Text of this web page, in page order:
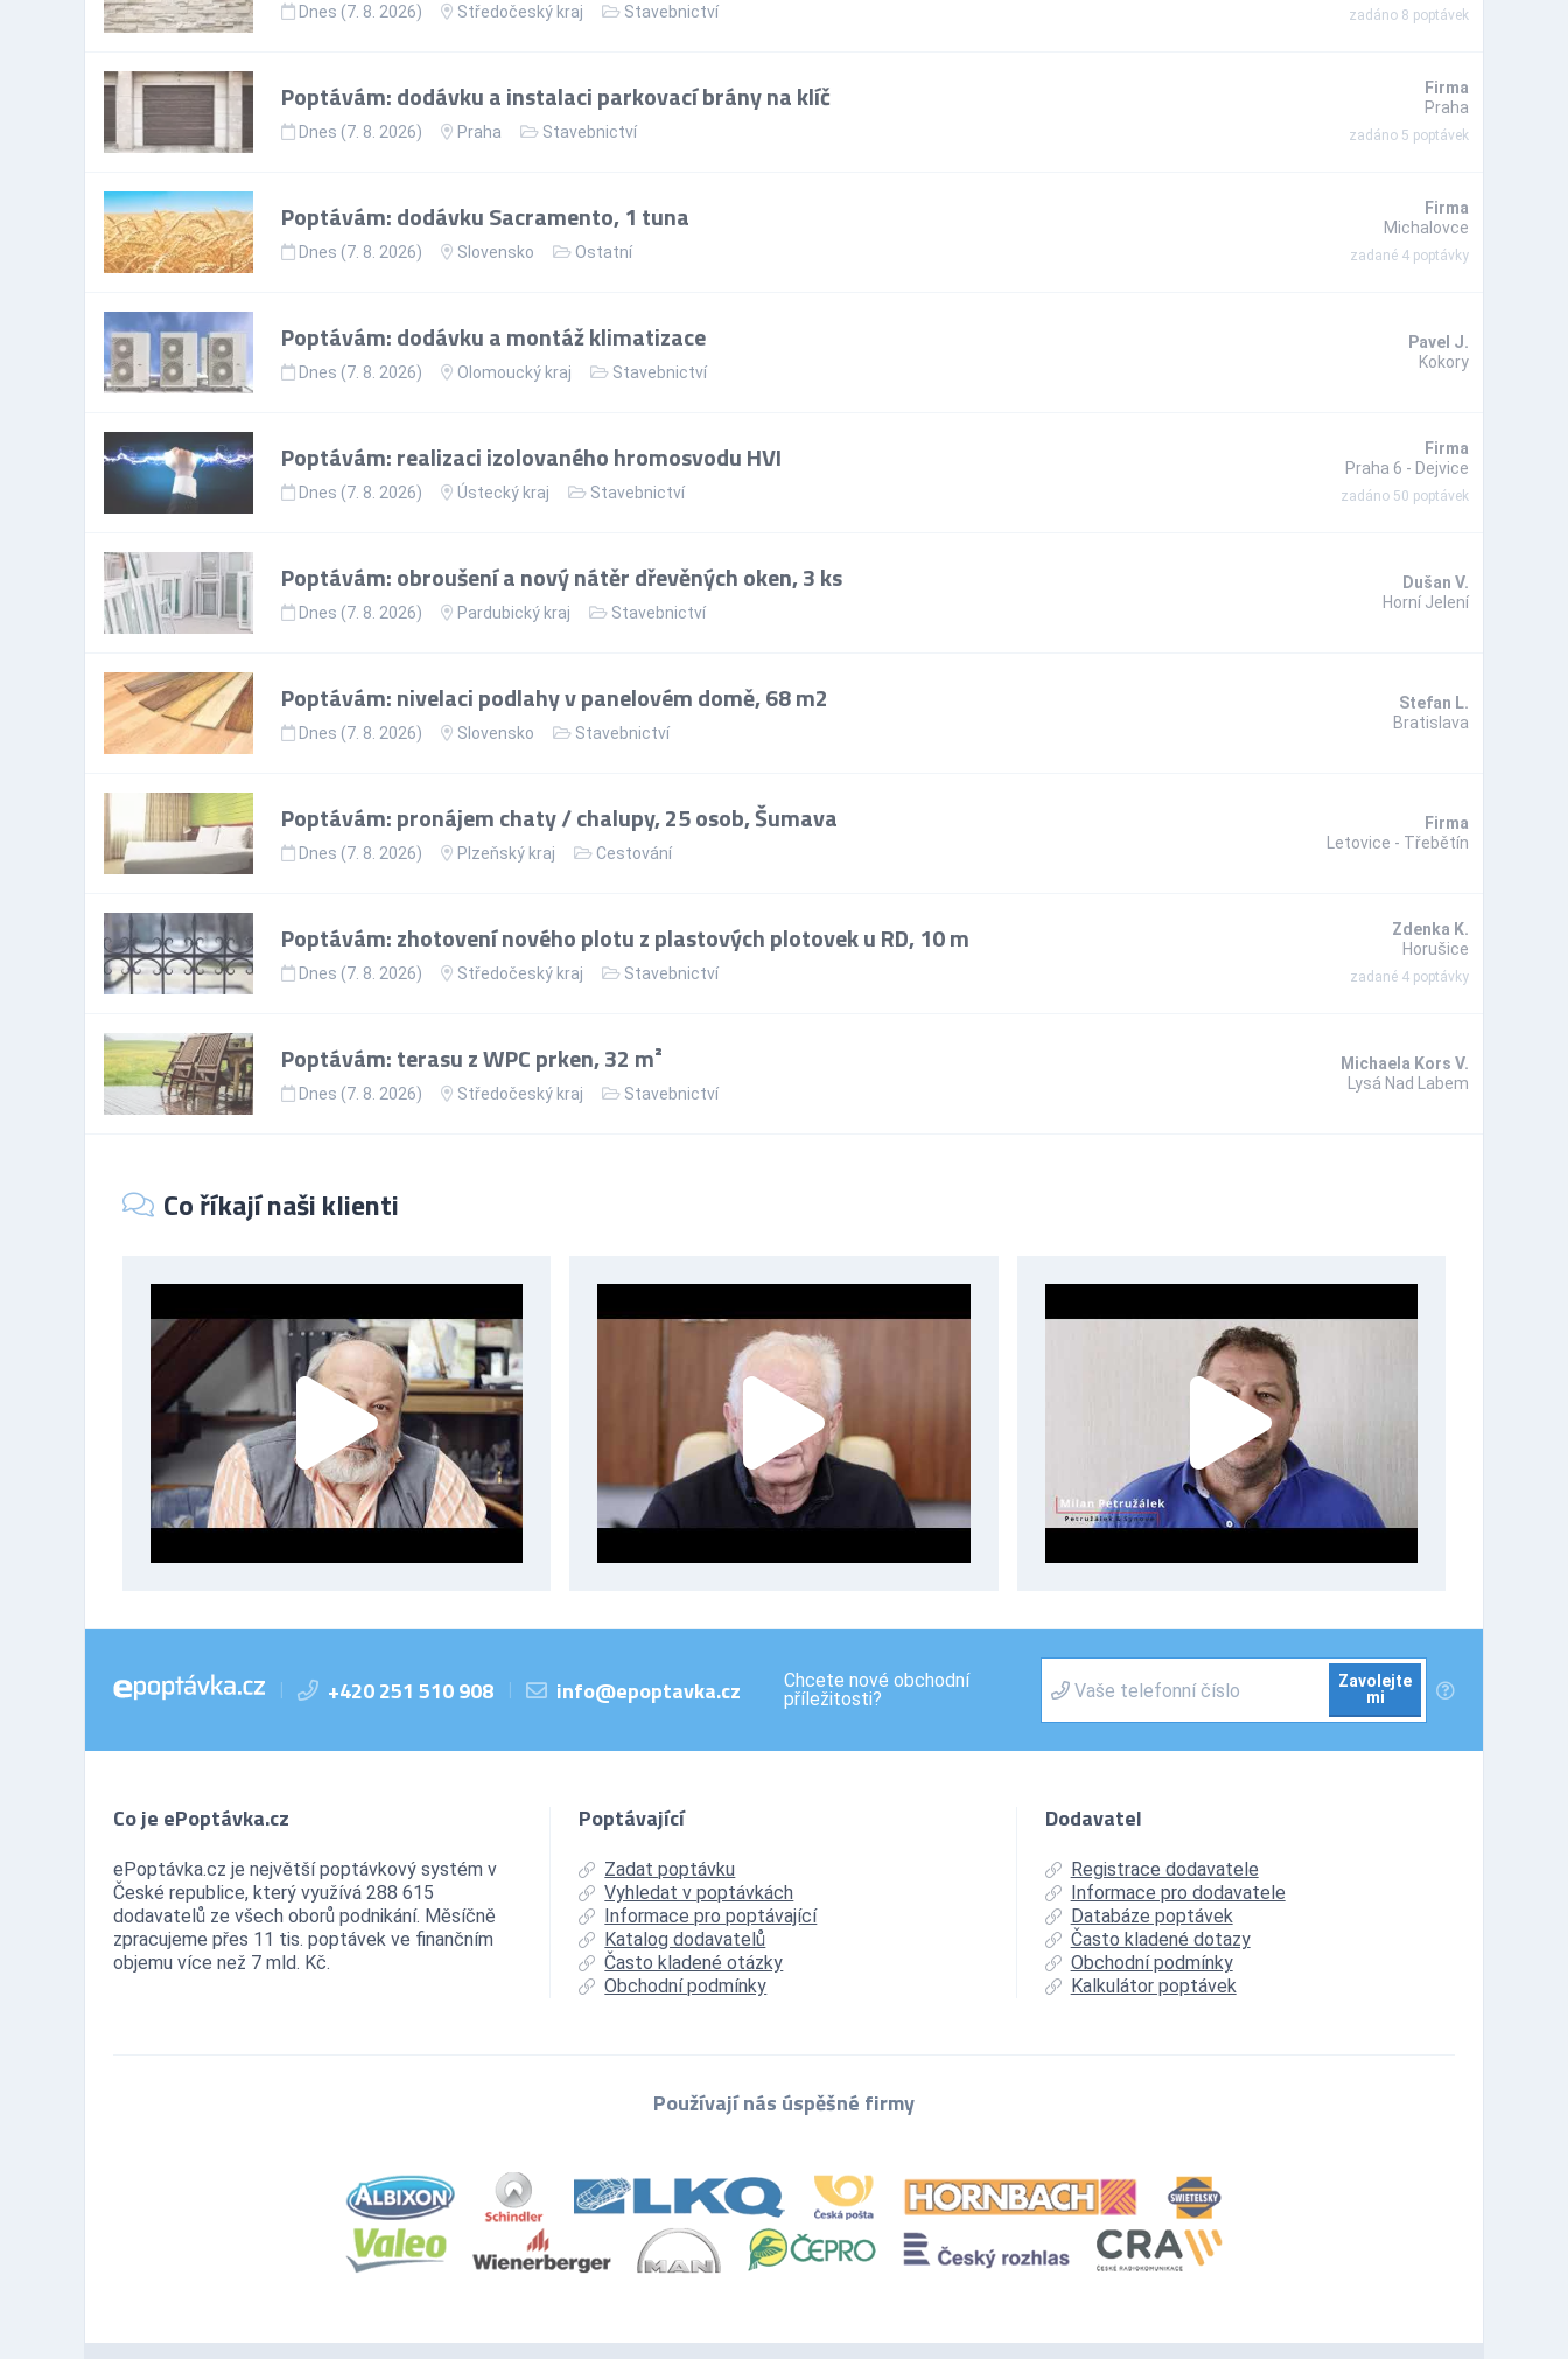
Dnes (7. 8. 2026) Středočeský kraj Stavebnictví zadáno 8 poptávek
Poptávám: dodávku a instalaci parkovací brány na klíč
Dnes (7. 8. 2026) Praha Stavebnictví
Firma
Praha
zadáno 5 poptávek
Poptávám: dodávku Sacramento, 1 tuna
Dnes (7. 8. 2026) Slovensko Ostatní
Firma
Michalovce
zadané 4 poptávky
Poptávám: dodávku a montáž klimatizace
Dnes (7. 8. 2026) Olomoucký kraj Stavebnictví
Pavel J.
Kokory
Poptávám: realizaci izolovaného hromosvodu HVI
Dnes (7. 8. 2026) Ústecký kraj Stavebnictví
Firma
Praha 6 - Dejvice
zadáno 50 poptávek
Poptávám: obroušení a nový nátěr dřevěných oken, 3 ks
Dnes (7. 8. 2026) Pardubický kraj Stavebnictví
Dušan V.
Horní Jelení
Poptávám: nivelaci podlahy v panelovém domě, 68 m2
Dnes (7. 8. 2026) Slovensko Stavebnictví
Stefan L.
Bratislava
Poptávám: pronájem chaty / chalupy, 25 osob, Šumava
Dnes (7. 8. 2026) Plzeňský kraj Cestování
Firma
Letovice - Třebětín
Poptávám: zhotovení nového plotu z plastových plotovek u RD, 10 m
Dnes (7. 8. 2026) Středočeský kraj Stavebnictví
Zdenka K.
Horušice
zadané 4 poptávky
Poptávám: terasu z WPC prken, 32 m²
Dnes (7. 8. 2026) Středočeský kraj Stavebnictví
Michaela Kors V.
Lysá Nad Labem
Co říkají naši klienti
| +420 251 510 908 | info@epoptavka.cz
Chcete nové obchodní
příležitosti?
Zavolejte
mi
Co je ePoptávka.cz
ePoptávka.cz je největší poptávkový systém v
České republice, který využívá 288 615
dodavatelů ze všech oborů podnikání. Měsíčně
zpracujeme přes 11 tis. poptávek ve finančním
objemu více než 7 mld. Kč.
Poptávající
Zadat poptávku
Vyhledat v poptávkách
Informace pro poptávající
Katalog dodavatelů
Často kladené otázky
Obchodní podmínky
Dodavatel
Registrace dodavatele
Informace pro dodavatele
Databáze poptávek
Často kladené dotazy
Obchodní podmínky
Kalkulátor poptávek
Používají nás úspěšné firmy